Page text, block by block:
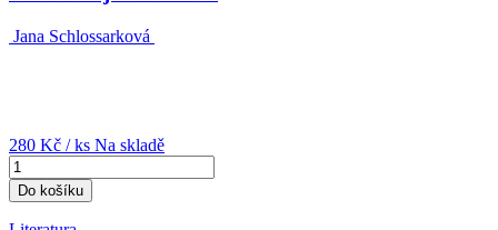
Jana Schlossarková
280 Kč / ks Na skladě
Do košíku